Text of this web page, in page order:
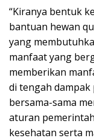
“Kiranya bentuk
bantuan hewan
yang
manfaat yang
memberikan
di tengah dampak
bersama-sama
aturan
kesehatan serta